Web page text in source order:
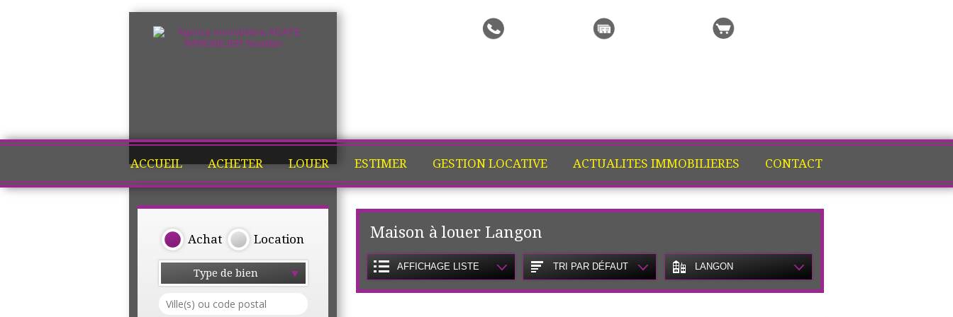
ACCUEIL ACHETER LOUER ESTIMER GESTION LOCATIVE ACTUALITES IMMOBILIERES CONTACT
Achat Location
Type de bien
Maison à louer Langon
AFFICHAGE LISTE TRI PAR DÉFAUT LANGON